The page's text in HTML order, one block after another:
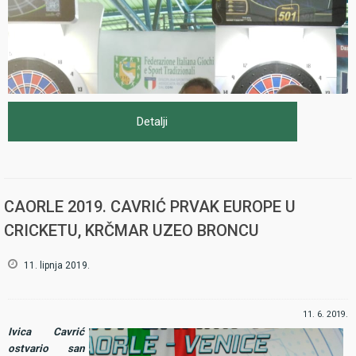
Detalji
CAORLE 2019. CAVRIĆ PRVAK EUROPE U
CRICKETU, KRČMAR UZEO BRONCU
11. lipnja 2019.
11. 6. 2019.
Ivica Cavrić
ostvario san